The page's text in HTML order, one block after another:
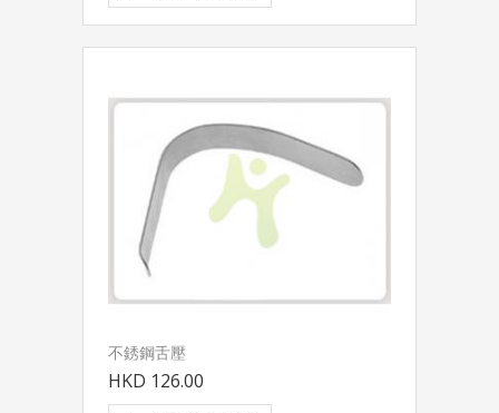
不銹鋼舌壓
HKD 126.00